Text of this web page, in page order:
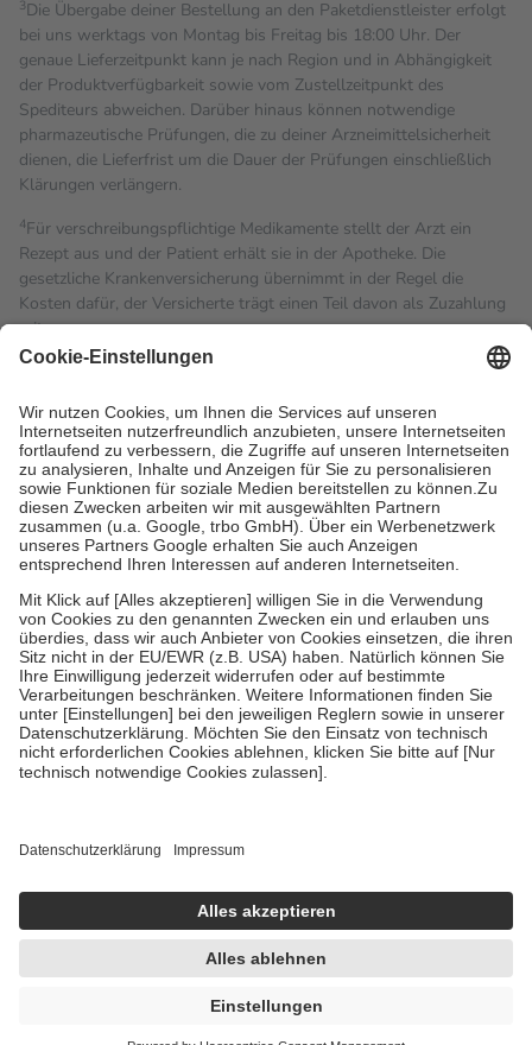
3Die Übergabe deiner Bestellung an den Paketdienstleister erfolgt
bei uns werktags von Montag bis Freitag bis 18:00 Uhr. Der
genaue Lieferzeitpunkt kann je nach Region und in Abhängigkeit
der Produktverfügbarkeit sowie vom Zustellzeitpunkt des
Spediteurs abweichen. Darüber hinaus können notwendige
pharmazeutische Prüfungen, die zu deiner Arzneimittelsicherheit
dienen, die Lieferfrist um die Dauer der Prüfungen einschließlich
Klärungen verlängern.
4Für verschreibungspflichtige Medikamente stellt der Arzt ein
Rezept aus und der Patient erhält sie in der Apotheke. Die
gesetzliche Krankenversicherung übernimmt in der Regel die
Kosten dafür, der Versicherte trägt einen Teil davon als Zuzahlung
mit.
Grundsätzlich leisten Mitglieder Zuzahlungen in Höhe von zehn
höchstens zehn Euro.
Es sind jedoch nie mehr als die
tatsächlichen Kosten der Leistung zu entrichten.
Diese Regeln gelten grundsätzlich auch für Online-Apotheken.
Bei Heilmitteln und häuslicher Krankenpflege beträgt die
Zuzahlung zehn Prozent der Kosten sowie zehn Euro je
Verordnung.
Um das Engagement der Versicherten für ihre eigene Gesundheit
zu stärken und die besondere Stellung der Familie zu unterstützen,
fallenkeine Zuzahlungenan bei:
• Kindern und Jugendlichen bis zum vollendeten 18. Lebensjahr
mit Ausnahme der Fahrkosten
• Untersuchungen zur Vorsorge und Früherkennung, die von der
GKV getragen werden
• empfohlenen Schutzimpfungen
• Harn- und Blutteststreifen
getroffen, um sicherzustellen, dass es sich um echte Bewertungen
https://help.etrusted.com/hc/de/articles/4419944605341
Einige Bilder und Inhalte wurden unter Zuhilfenahme künstlicher